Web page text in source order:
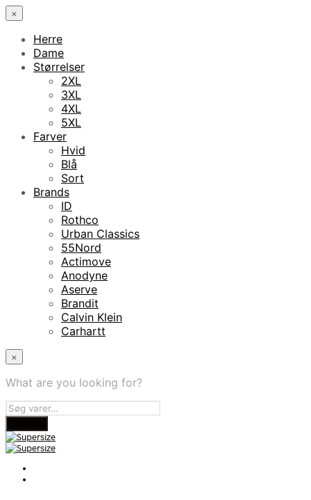
×
Herre
Dame
Størrelser
2XL
3XL
4XL
5XL
Farver
Hvid
Blå
Sort
Brands
ID
Rothco
Urban Classics
55Nord
Actimove
Anodyne
Aserve
Brandit
Calvin Klein
Carhartt
×
What are you looking for?